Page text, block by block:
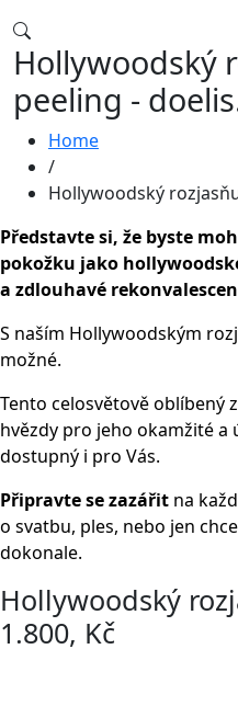
Hollywoodský
peeling -
Home
/
Hollywoodský
Představte si, že byste
pokožku jako
a zdlouhavé
S naším Hollywoodským
možné.
Tento celosvětově oblíbený
hvězdy pro jeho okamžité a
dostupný i pro Vás.
Připravte se zazářit na
o svatbu, ples, nebo jen
dokonale.
Hollywoodský
1.800, Kč